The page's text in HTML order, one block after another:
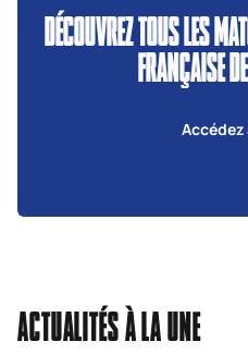
DÉCOUVREZ TOUS LES
FRANÇAISE
Accédez
ACTUALITÉS À LA UNE